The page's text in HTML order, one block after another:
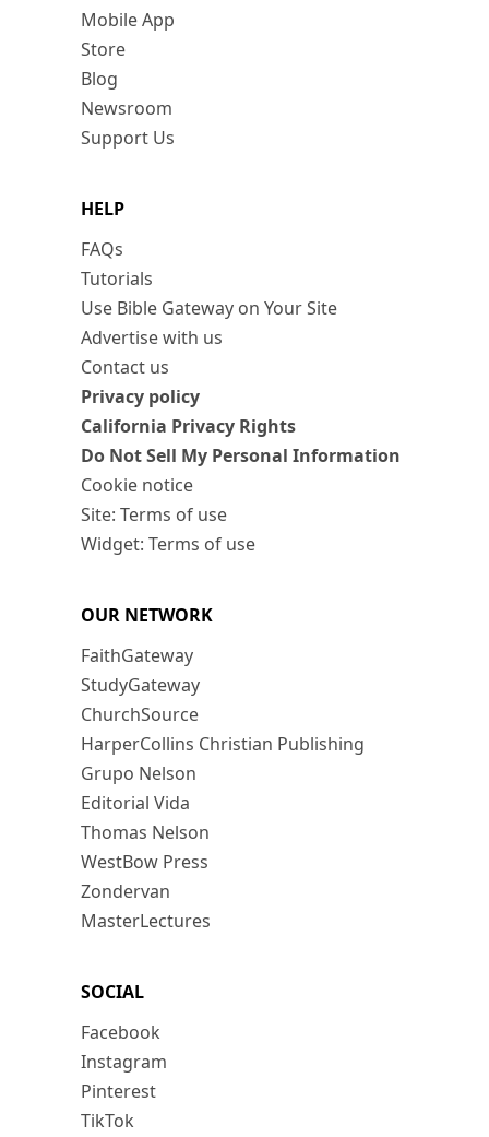
Mobile App
Store
Blog
Newsroom
Support Us
HELP
FAQs
Tutorials
Use Bible Gateway on Your Site
Advertise with us
Contact us
Privacy policy
California Privacy Rights
Do Not Sell My Personal Information
Cookie notice
Site: Terms of use
Widget: Terms of use
OUR NETWORK
FaithGateway
StudyGateway
ChurchSource
HarperCollins Christian Publishing
Grupo Nelson
Editorial Vida
Thomas Nelson
WestBow Press
Zondervan
MasterLectures
SOCIAL
Facebook
Instagram
Pinterest
TikTok